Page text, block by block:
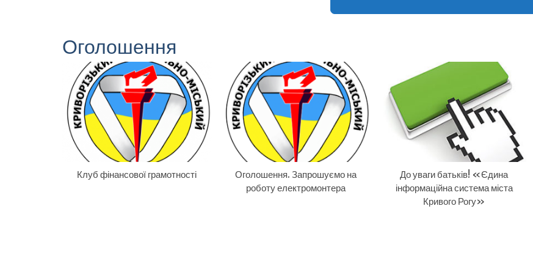
Оголошення
Клуб фінансової грамотності
Оголошення. Запрошуємо на
роботу електромонтера
До уваги батьків! «Єдина
інформаційна система міста
Кривого Рогу»